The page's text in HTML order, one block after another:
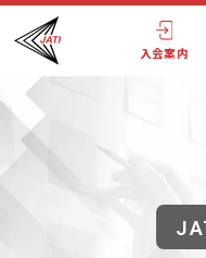
入会案内